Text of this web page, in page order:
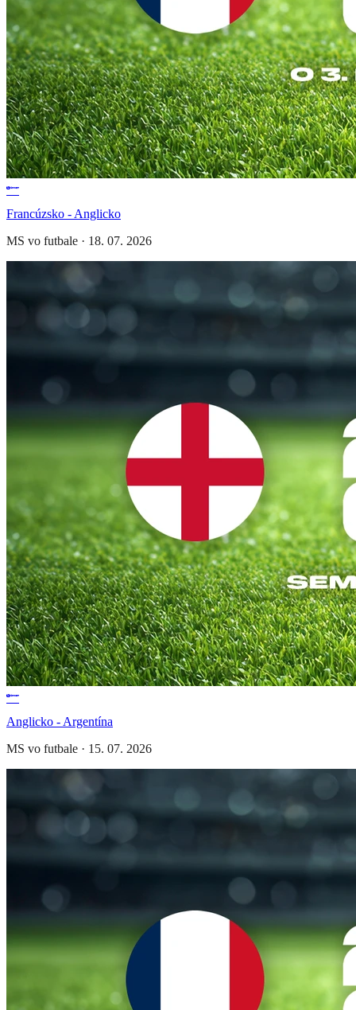
Francúzsko - Anglicko
MS vo futbale · 18. 07. 2026
Anglicko - Argentína
MS vo futbale · 15. 07. 2026